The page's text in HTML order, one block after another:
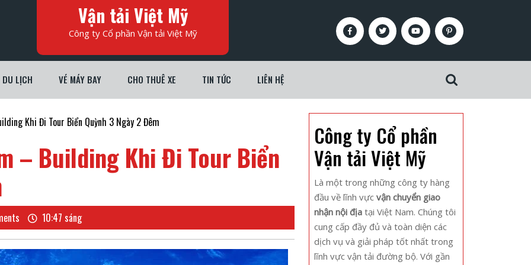
Vận tải Việt Mỹ
Công ty Cổ phần Vận tải Việt Mỹ
FacebookTwitter Youtube Pinterest
DU LỊCH VÉ MÁY BAY CHO THUÊ XE TIN TỨC LIÊN HỆ
Khi Đi Tour Biển Quỳnh 3 Ngày 2 Đêm
– Building Khi Đi Tour Biển
10:47 sáng
Công ty Cổ phần
Vận tải Việt Mỹ
Là một trong những công ty hàng
đầu về lĩnh vực vận chuyển giao
nhận nội địa tại Việt Nam. Chúng tôi
cung cấp đầy đủ và toàn diện các
dịch vụ và giải pháp tốt nhất trong
lĩnh vực vận tải đường bộ. Với gần